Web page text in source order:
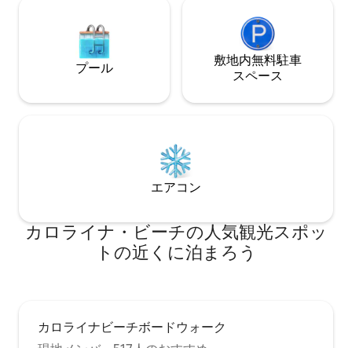
プール
敷地内無料駐⁠車
ス⁠ペ⁠ー⁠ス
エアコン
カロライナ・ビーチの人気観光スポッ
トの近くに泊まろう
カロライナビーチボードウォーク